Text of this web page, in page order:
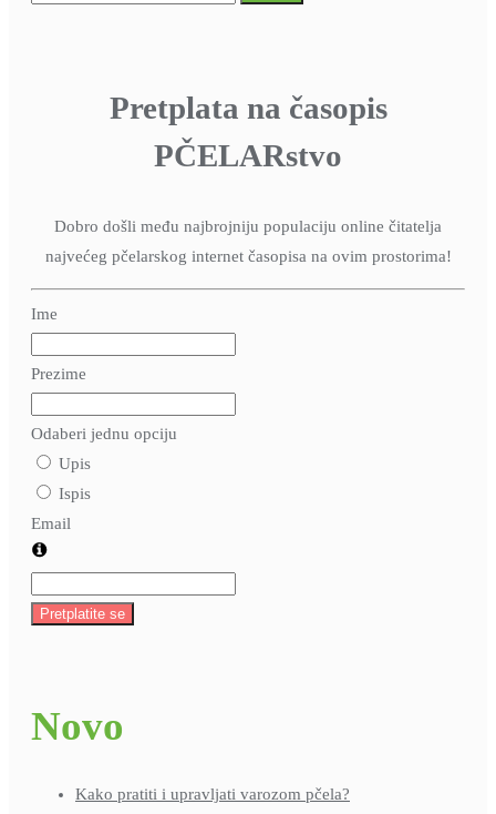
Pretplata na časopis
PČELARstvo
Dobro došli među najbrojniju populaciju online čitatelja
najvećeg pčelarskog internet časopisa na ovim prostorima!
Ime
Prezime
Odaberi jednu opciju
Upis
Ispis
Email
Pretplatite se
Novo
Kako pratiti i upravljati varozom pčela?